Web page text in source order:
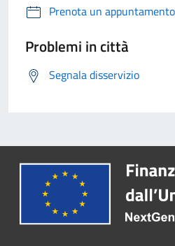
Prenota un appuntamento
Problemi in città
Segnala disservizio